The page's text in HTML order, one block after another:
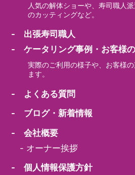
人気の解体ショーや、寿司職人
のカッティングなど。
- 出張寿司職人
- ケータリング事例・お客様
実際のご利用の様子や、お客様
ます。
- よくある質問
- ブログ・新着情報
- 会社概要
- オーナー挨拶
- 個人情報保護方針